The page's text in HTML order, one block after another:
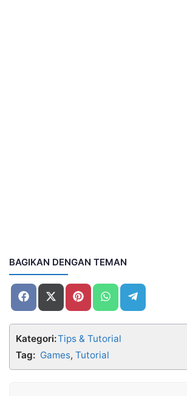
BAGIKAN DENGAN TEMAN
Share
on
Share
on
(Twitter)
Share
on
Share
on
on
Kategori:Tips & Tutorial
Tag: Games, Tutorial